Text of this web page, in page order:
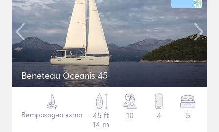
Beneteau Oceanis 45
Ветроходна яхта
45 ft
14 m
10 4 5